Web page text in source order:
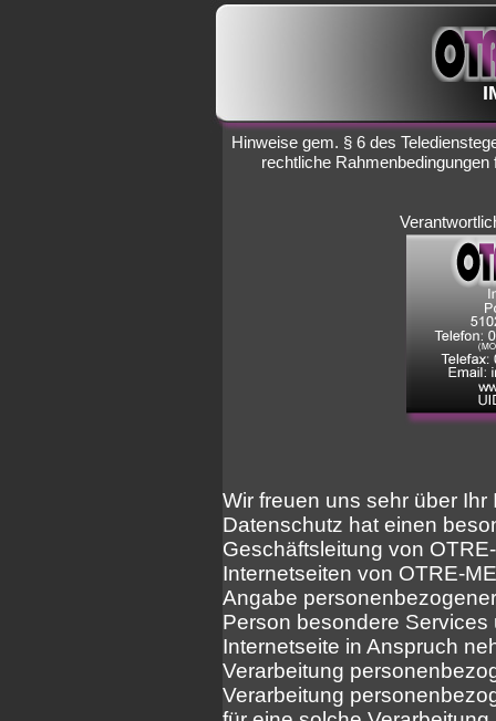
Hinweise gem. § 6 des
rechtliche
Wir freuen uns sehr über
Datenschutz hat einen
Geschäftsleitung von
Internetseiten von OTRE-
Angabe
Person besondere
Internetseite in Anspruch
Verarbeitung
Verarbeitung